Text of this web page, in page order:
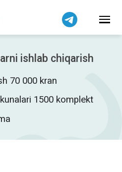
ishlab chiqarish
70 000 kran
1500 komplekt